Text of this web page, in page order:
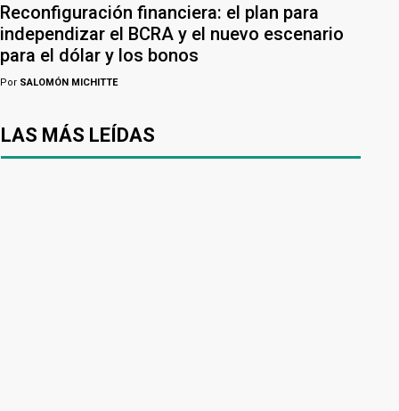
Reconfiguración financiera: el plan para
independizar el BCRA y el nuevo escenario
para el dólar y los bonos
Por SALOMÓN MICHITTE
LAS MÁS LEÍDAS